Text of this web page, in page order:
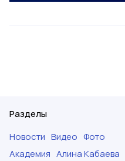
Разделы
Новости Видео Фото
Академия Алина Кабаева